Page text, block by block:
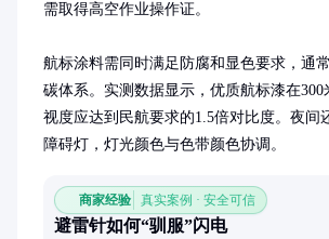
需取得高空作业操作证。
航标涂料需同时满足防腐和显色要求，通
碳体系。实测数据显示，优质航标漆在
视度应达到民航要求的1.5倍对比度。夜间
障碍灯，灯光颜色与色带颜色协调。
商家经验 真实案例 · 安全可信
避雷针如何“驯服”闪电